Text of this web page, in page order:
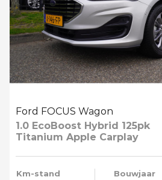
Ford FOCUS Wagon
1.0 EcoBoost Hybrid 125pk
Titanium Apple Carplay
Km-stand
Bouwjaar